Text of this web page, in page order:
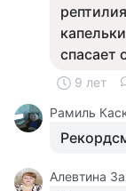
спасает
9 лет
Рамиль
Алевтина